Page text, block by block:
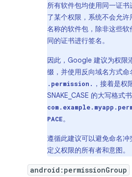
所有软件包均使用同一证
了某个权限，系统不会允
名称的软件包，除非这些
同的证书进行签名。
因此，Google 建议为权限
缀，并使用反向域名方式
.permission. ，接着是权
SNAKE_CASE 的大写格式
PACE。
遵循此建议可以避免命名
定义权限的所有者和意图。
android:permissionGroup